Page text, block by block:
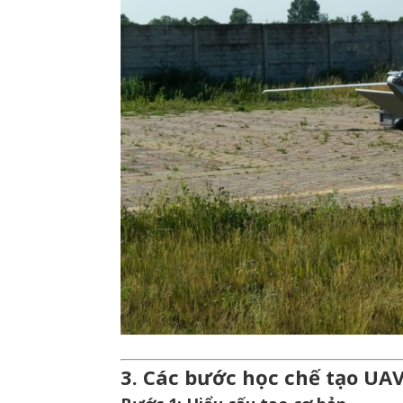
3. Các bước học chế tạo